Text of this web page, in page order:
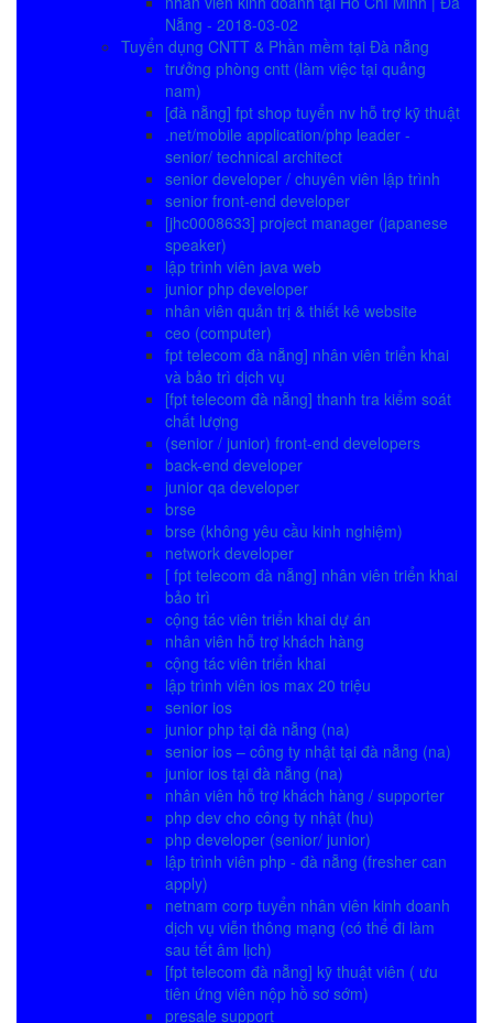
Nẵng - 2018-03-02
Tuyển dụng CNTT & Phần mềm tại Đà nẵng
trưởng phòng cntt (làm việc tại quảng
nam)
[đà nẵng] fpt shop tuyển nv hỗ trợ kỹ thuật
.net/mobile application/php leader -
senior/ technical architect
senior developer / chuyên viên lập trình
senior front-end developer
[jhc0008633] project manager (japanese
speaker)
lập trình viên java web
junior php developer
nhân viên quản trị & thiết kê website
ceo (computer)
fpt telecom đà nẵng] nhân viên triển khai
và bảo trì dịch vụ
[fpt telecom đà nẵng] thanh tra kiểm soát
chất lượng
(senior / junior) front-end developers
back-end developer
junior qa developer
brse
brse (không yêu cầu kinh nghiệm)
network developer
[ fpt telecom đà nẵng] nhân viên triển khai
bảo trì
cộng tác viên triển khai dự án
nhân viên hỗ trợ khách hàng
cộng tác viên triển khai
lập trình viên ios max 20 triệu
senior ios
junior php tại đà nẵng (na)
senior ios – công ty nhật tại đà nẵng (na)
junior ios tại đà nẵng (na)
nhân viên hỗ trợ khách hàng / supporter
php dev cho công ty nhật (hu)
php developer (senior/ junior)
lập trình viên php - đà nẵng (fresher can
apply)
netnam corp tuyển nhân viên kinh doanh
dịch vụ viễn thông mạng (có thể đi làm
sau tết âm lịch)
[fpt telecom đà nẵng] kỹ thuật viên ( ưu
tiên ứng viên nộp hồ sơ sớm)
presale support